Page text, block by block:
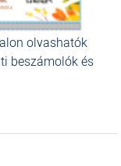
olvashatók
beszámolók és
oldal